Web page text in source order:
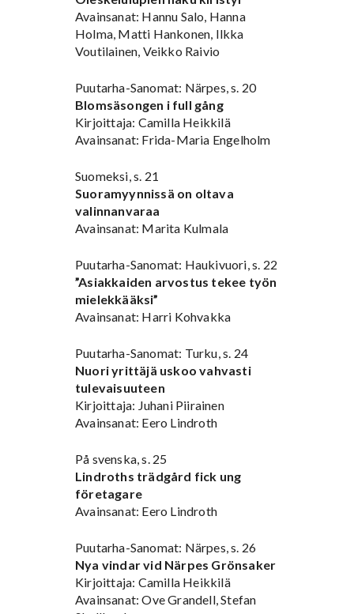
Avainsanat: Hannu Salo, Hanna
Holma, Matti Hankonen, Ilkka
Voutilainen, Veikko Raivio
Puutarha-Sanomat: Närpes, s. 20
Blomsäsongen i full gång
Kirjoittaja: Camilla Heikkilä
Avainsanat: Frida-Maria Engelholm
Suomeksi, s. 21
Suoramyynnissä on oltava
valinnanvaraa
Avainsanat: Marita Kulmala
Puutarha-Sanomat: Haukivuori, s. 22
”Asiakkaiden arvostus tekee työn
mielekkääksi”
Avainsanat: Harri Kohvakka
Puutarha-Sanomat: Turku, s. 24
Nuori yrittäjä uskoo vahvasti
tulevaisuuteen
Kirjoittaja: Juhani Piirainen
Avainsanat: Eero Lindroth
På svenska, s. 25
Lindroths trädgård fick ung
företagare
Avainsanat: Eero Lindroth
Puutarha-Sanomat: Närpes, s. 26
Nya vindar vid Närpes Grönsaker
Kirjoittaja: Camilla Heikkilä
Avainsanat: Ove Grandell, Stefan